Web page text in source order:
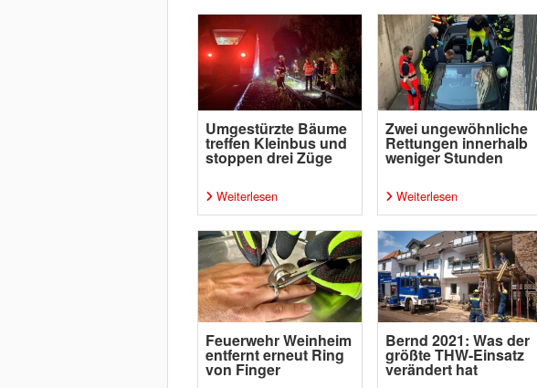
Umgestürzte Bäume
treffen Kleinbus und
stoppen drei Züge
Weiterlesen
Zwei ungewöhnliche
Rettungen innerhalb
weniger Stunden
Weiterlesen
Feuerwehr Weinheim
entfernt erneut Ring
von Finger
Bernd 2021: Was der
größte THW-Einsatz
verändert hat